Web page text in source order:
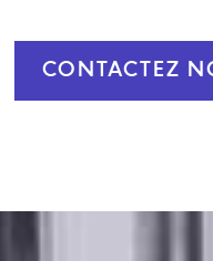
CONTACTEZ